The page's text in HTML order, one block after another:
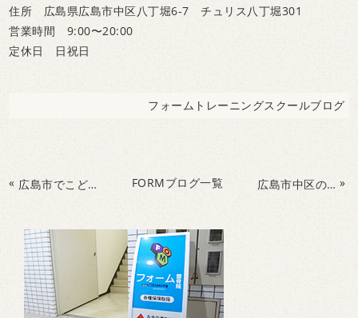
住所 広島県広島市中区八丁堀6-7 チュリス八丁堀301
営業時間 9:00〜20:00
定休日 日祝日
フォームトレーニングスクールブログ
« 広島市でこどもトレーニングにビジョントレーニングを行いました。 FORMブログ一覧 広島市中区のフォームConditioning整骨院でこどもの運動教室 »